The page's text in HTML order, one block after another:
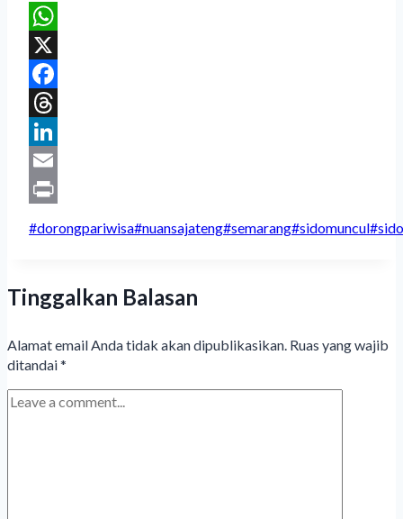
WhatsApp
X
Facebook
Threads
LinkedIn
Email
Post
#dorongpariwisa#nuansajateng#semarang#sidomuncul#
Tinggalkan Balasan
Alamat email Anda tidak akan dipublikasikan. Ruas yang wajib
ditandai*